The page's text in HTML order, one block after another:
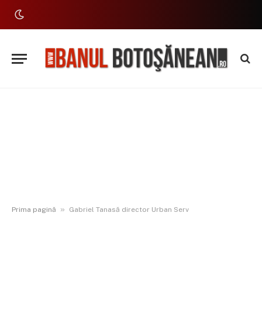
Prima pagină » Gabriel Tanasă director Urban Serv